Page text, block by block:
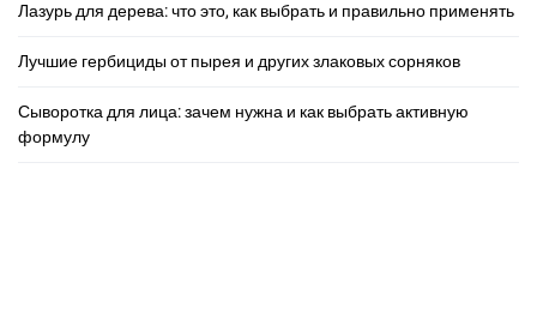
Лазурь для дерева: что это, как выбрать и правильно применять
Лучшие гербициды от пырея и других злаковых сорняков
Сыворотка для лица: зачем нужна и как выбрать активную
формулу